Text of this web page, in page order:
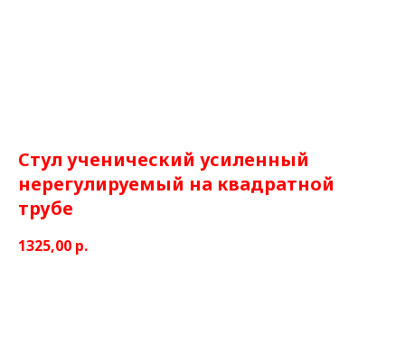
Стул ученический усиленный
нерегулируемый на квадратной
трубе
1325,00 р.